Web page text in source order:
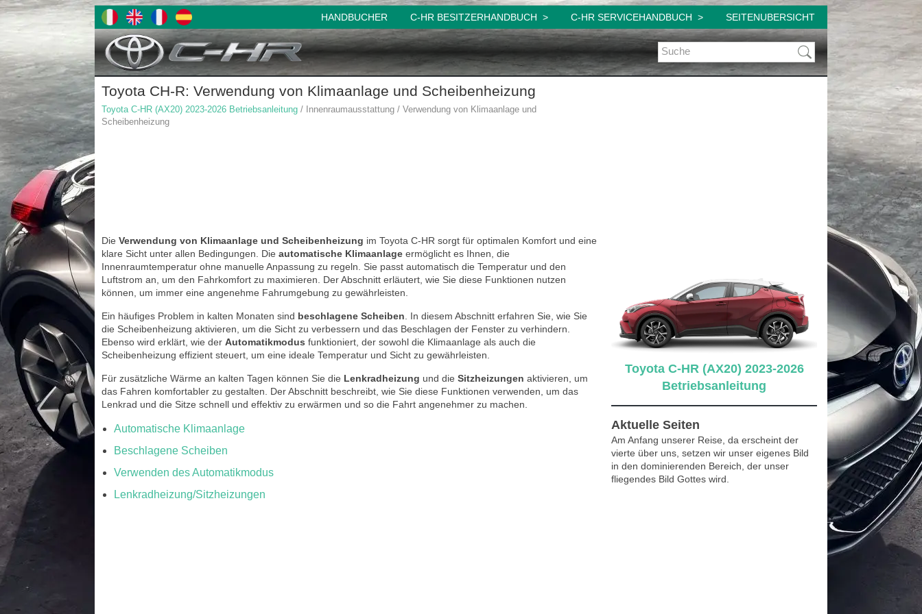
HANDBUCHER C-HR BESITZERHANDBUCH C-HR SERVICEHANDBUCH SEITENUBERSICHT
Toyota CH-R: Verwendung von Klimaanlage und Scheibenheizung
Toyota C-HR (AX20) 2023-2026 Betriebsanleitung / Innenraumausstattung / Verwendung von Klimaanlage und
Scheibenheizung
Die Verwendung von Klimaanlage und Scheibenheizung im Toyota C-HR sorgt für optimalen Komfort und eine
klare Sicht unter allen Bedingungen. Die automatische Klimaanlage ermöglicht es Ihnen, die
Innenraumtemperatur ohne manuelle Anpassung zu regeln. Sie passt automatisch die Temperatur und den
Luftstrom an, um den Fahrkomfort zu maximieren. Der Abschnitt erläutert, wie Sie diese Funktionen nutzen
können, um immer eine angenehme Fahrumgebung zu gewährleisten.
Ein häufiges Problem in kalten Monaten sind beschlagene Scheiben . In diesem Abschnitt erfahren Sie, wie Sie
die Scheibenheizung aktivieren, um die Sicht zu verbessern und das Beschlagen der Fenster zu verhindern.
Ebenso wird erklärt, wie der Automatikmodus funktioniert, der sowohl die Klimaanlage als auch die
Scheibenheizung effizient steuert, um eine ideale Temperatur und Sicht zu gewährleisten.
Für zusätzliche Wärme an kalten Tagen können Sie die Lenkradheizung und die Sitzheizungen aktivieren, um
das Fahren komfortabler zu gestalten. Der Abschnitt beschreibt, wie Sie diese Funktionen verwenden, um das
Lenkrad und die Sitze schnell und effektiv zu erwärmen und so die Fahrt angenehmer zu machen.
Automatische Klimaanlage
Beschlagene Scheiben
Verwenden des Automatikmodus
Lenkradheizung/Sitzheizungen
Toyota C-HR (AX20) 2023-2026
Betriebsanleitung
Aktuelle Seiten
Am Anfang unserer Reise, da erscheint der
vierte über uns, setzen wir unser eigenes Bild
in den dominierenden Bereich, der unser
fliegendes Bild Gottes wird.